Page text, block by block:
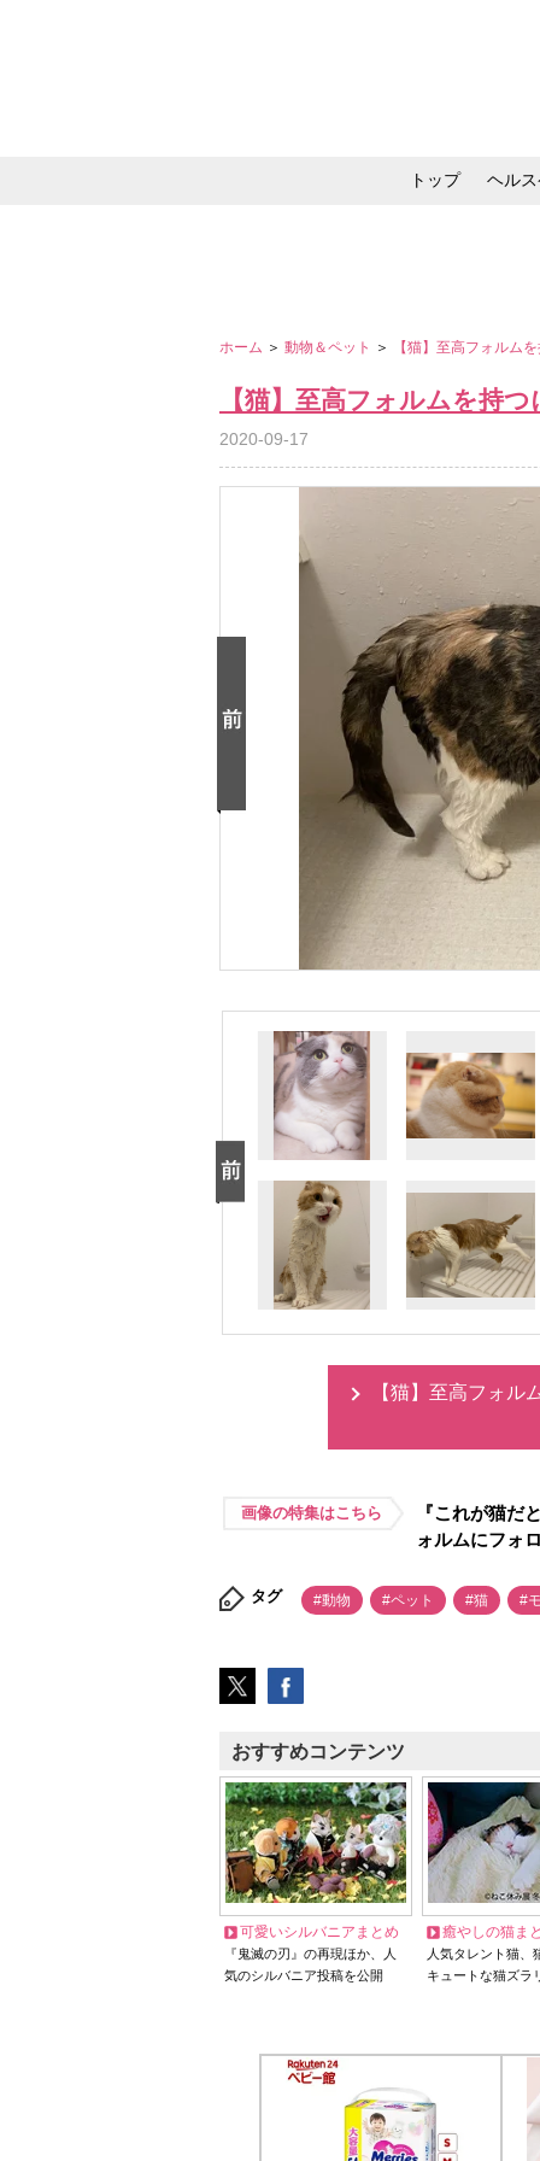
トップ ヘル
ホーム ＞ 動物＆ペット ＞ 【猫】至高フォルム
【猫】至高フォルムを持
2020-09-17
【猫】至高フォル
画像の特集はこちら
『これが猫だ
ォルムにフォ
タグ #動物 #ペット #猫 #
おすすめコンテンツ
可愛いシルバニアまとめ
『鬼滅の刃』の再現ほか、人
気のシルバニア投稿を公開
癒やしの猫ま
人気タレント猫
キュートな猫ズラ